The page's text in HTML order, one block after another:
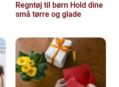
Regntøj til børn Hold dine
små tørre og glade